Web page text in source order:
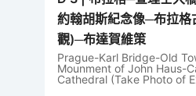
約翰胡斯紀念像─布拉
觀)─布達賀維策
Prague-Karl Bridge-Old
Mounment of John Haus-
Cathedral (Take Photo of